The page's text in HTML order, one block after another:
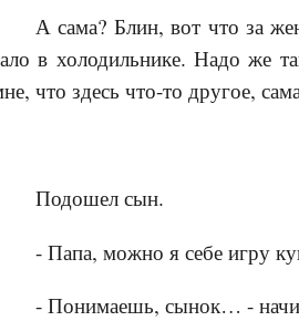
А сама? Блин, вот что за
в холодильнике. Надо же
что здесь что-то другое,
Подошел сын.
- Папа, можно я себе игру
- Понимаешь, сынок… -